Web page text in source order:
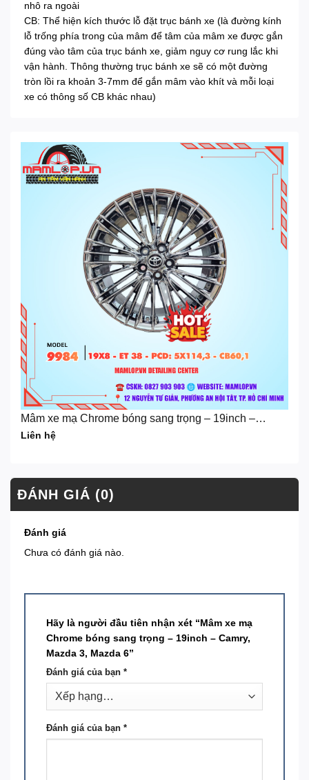
nhô ra ngoài
CB: Thể hiện kích thước lỗ đặt trục bánh xe (là đường kính
lỗ trống phía trong của mâm để tâm của mâm xe được gắn
đúng vào tâm của trục bánh xe, giảm nguy cơ rung lắc khi
vận hành. Thông thường trục bánh xe sẽ có một đường
tròn lồi ra khoản 3-7mm để gắn mâm vào khít và mỗi loại
xe có thông số CB khác nhau)
Mâm xe mạ Chrome bóng sang trọng – 19inch –
Camry, Mazda 3, Mazda 6
Liên hệ
ĐÁNH GIÁ (0)
Đánh giá
Chưa có đánh giá nào.
Hãy là người đầu tiên nhận xét “Mâm xe mạ
Chrome bóng sang trọng – 19inch – Camry,
Mazda 3, Mazda 6”
Đánh giá của bạn *
Đánh giá của bạn *